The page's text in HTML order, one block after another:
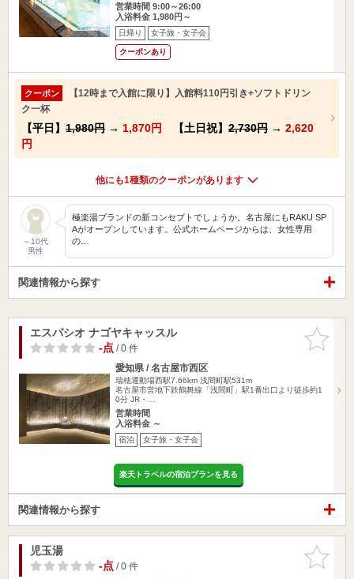
営業時間 9:00～26:00
入浴料金 1,980円～
日帰り 女子旅・女子会
クーポンあり
クーポン
【12時まで入館に限り】入館料110円引き+ソフトドリン
ク一杯
【平日】 1,980円 → 1,870円 【土日祝】 2,730円 → 2,620
円
他にも1種類のクーポンがあります
～10代
男性
極楽湯ブランドの新コンセプトでしょうか。名古屋にもRAKU SP
Aがオープンしています。公式ホームページからは、女性専用
の…
関連情報から探す
お気に入
りに追加
エスパシオ ナゴヤキャッスル
-点/ 0 件
愛知県 / 名古屋市西区
瑞穂運動場西駅7.66km 浅間町駅531m
名古屋市営地下鉄鶴舞線「浅間町」駅1番出口より徒歩約1
0分 JR・…
営業時間
入浴料金 ～
宿泊 女子旅・女子会
楽天トラベルの宿泊プランを見る
関連情報から探す
お気に入
りに追加
児玉湯
-点/ 0 件